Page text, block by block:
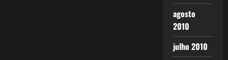
agosto
2010
julho 2010